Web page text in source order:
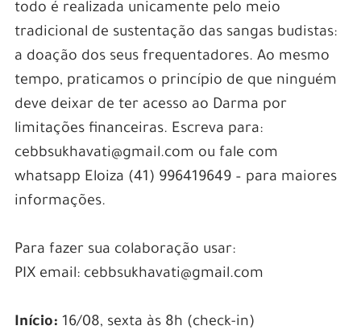
todo é realizada unicamente pelo meio
tradicional de sustentação das sangas budistas:
a doação dos seus frequentadores. Ao mesmo
tempo, praticamos o princípio de que ninguém
deve deixar de ter acesso ao Darma por
limitações financeiras. Escreva para:
cebbsukhavati@gmail.com ou fale com
whatsapp Eloiza (41) 996419649 – para maiores
informações.
Para fazer sua colaboração usar:
PIX email: cebbsukhavati@gmail.com
Início: 16/08, sexta às 8h (check-in)